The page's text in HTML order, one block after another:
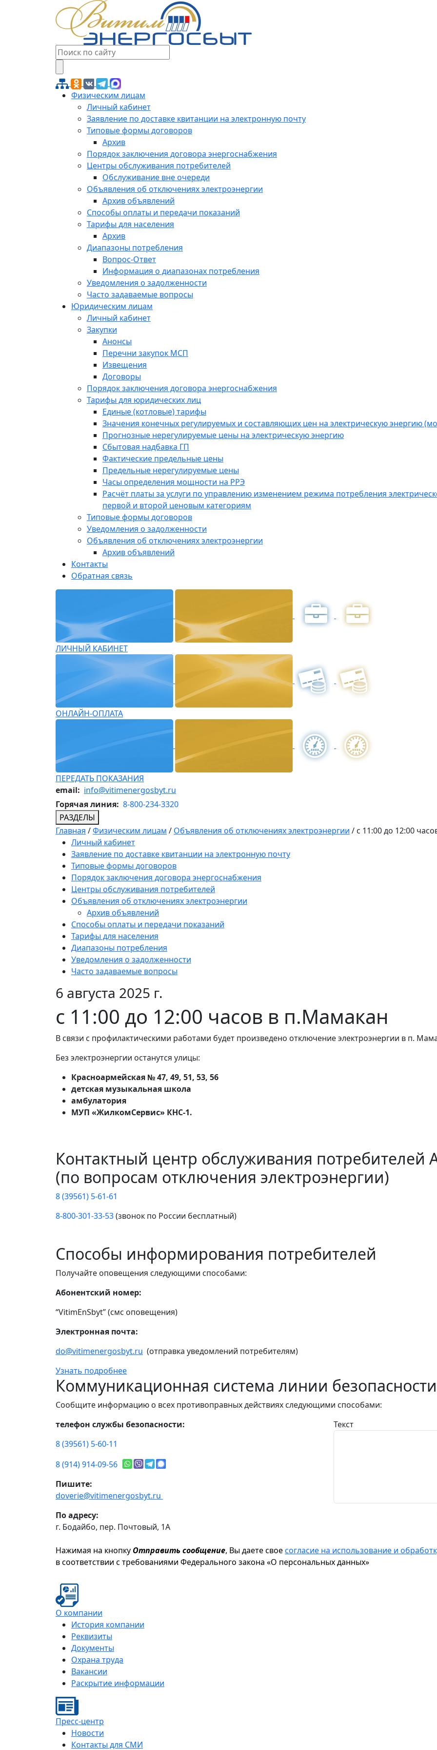
Физическим лицам
Личный кабинет
Заявление по доставке квитанции на электронную почту
Типовые формы договоров
Архив
Порядок заключения договора энергоснабжения
Центры обслуживания потребителей
Обслуживание вне очереди
Объявления об отключениях электроэнергии
Архив объявлений
Способы оплаты и передачи показаний
Тарифы для населения
Архив
Диапазоны потребления
Вопрос-Ответ
Информация о диапазонах потребления
Уведомления о задолженности
Часто задаваемые вопросы
Юридическим лицам
Личный кабинет
Закупки
Анонсы
Перечни закупок МСП
Извещения
Договоры
Порядок заключения договора энергоснабжения
Тарифы для юридических лиц
Единые (котловые) тарифы
Значения конечных регулируемых и составляющих цен на электрическую энергию
Прогнозные нерегулируемые цены на электрическую энергию
Сбытовая надбавка ГП
Фактические предельные цены
Предельные нерегулируемые цены
Часы определения мощности на РРЭ
Расчёт платы за услуги по управлению изменением режима потребления
первой и второй ценовым категориям
Типовые формы договоров
Уведомления о задолженности
Объявления об отключениях электроэнергии
Архив объявлений
Контакты
Обратная связь
ЛИЧНЫЙ КАБИНЕТ
ОНЛАЙН-ОПЛАТА
ПЕРЕДАТЬ ПОКАЗАНИЯ
email: info@vitimenergosbyt.ru
Горячая линия: 8-800-234-3320
РАЗДЕЛЫ
Главная /Физическим лицам / Объявления об отключениях электроэнергии / с 11:00 до 12:00
Личный кабинет
Заявление по доставке квитанции на электронную почту
Типовые формы договоров
Порядок заключения договора энергоснабжения
Центры обслуживания потребителей
Объявления об отключениях электроэнергии
Архив объявлений
Способы оплаты и передачи показаний
Тарифы для населения
Диапазоны потребления
Уведомления о задолженности
Часто задаваемые вопросы
6 августа 2025 г.
с 11:00 до 12:00 часов в п.Мамакан
В связи с профилактическими работами будет произведено отключение электроэнергии в п.
Без электроэнергии останутся улицы:
Красноармейская № 47, 49, 51, 53, 56
детская музыкальная школа
амбулатория
МУП «ЖилкомСервис» КНС-1.
Контактный центр обслуживания потребителей
(по вопросам отключения электроэнергии)
8 (39561) 5-61-61
8-800-301-33-53(звонок по России бесплатный)
Способы информирования потребителей
Получайте оповещения следующими способами:
Абонентский номер:
“VitimEnSbyt” (смс оповещения)
Электронная почта:
do@vitimenergosbyt.ru (отправка уведомлений потребителям)
Узнать подробнее
Коммуникационная система линии безопасности
Сообщите информацию о всех противоправных действиях следующими способами:
телефон службы безопасности:
8 (39561) 5-60-11
8 (914) 914-09-56
Пишите:
doverie@vitimenergosbyt.ru
По адресу:
г. Бодайбо, пер. Почтовый, 1А
Текст
Нажимая на кнопку Отправить сообщение, Вы даете своесогласие на использование и
в соответствии с требованиями Федерального закона «О персональных данных»
О компании
История компании
Реквизиты
Документы
Охрана труда
Вакансии
Раскрытие информации
Пресс-центр
Новости
Контакты для СМИ